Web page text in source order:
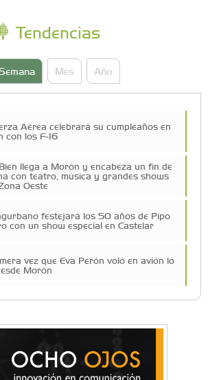
Tendencias
Mes Año
Aérea celebrará su cumpleaños en
con los F-16
llega a Morón y encabeza un fin de
con teatro, música y grandes shows
Oeste
festejará los 50 años de Pipo
con un show especial en Castelar
vez que Eva Perón voló en avión lo
Morón
Croce: "Hoy las empresas necesitan
integral para crecer con